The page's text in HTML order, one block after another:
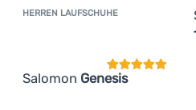
HERREN LAUFSCHUHE
Salomon Genesis